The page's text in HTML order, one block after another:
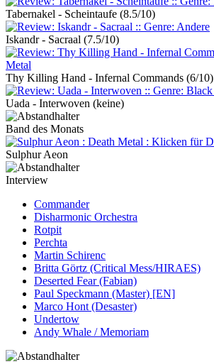
Tabernakel - Scheintaufe (8.5/10)
Iskandr - Sacraal (7.5/10)
Thy Killing Hand - Infernal Commands (6/10)
Uada - Interwoven (keine)
Band des Monats
Sulphur Aeon
Interview
Commander
Disharmonic Orchestra
Rotpit
Perchta
Martin Schirenc
Britta Görtz (Critical Mess/HIRAES)
Deserted Fear (Fabian)
Paul Speckmann (Master) [EN]
Marco Hont (Desaster)
Undertow
Andy Whale / Memoriam